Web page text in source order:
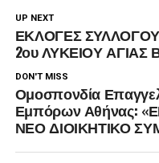
UP NEXT
ΕΚΛΟΓΕΣ
2ου ΛΥΚΕΙΟΥ
DON'T MISS
Ομοσπονδία
Εμπόρων Αθήνας:
ΝΕΟ ΔΙΟΙΚΗΤΙΚΟ